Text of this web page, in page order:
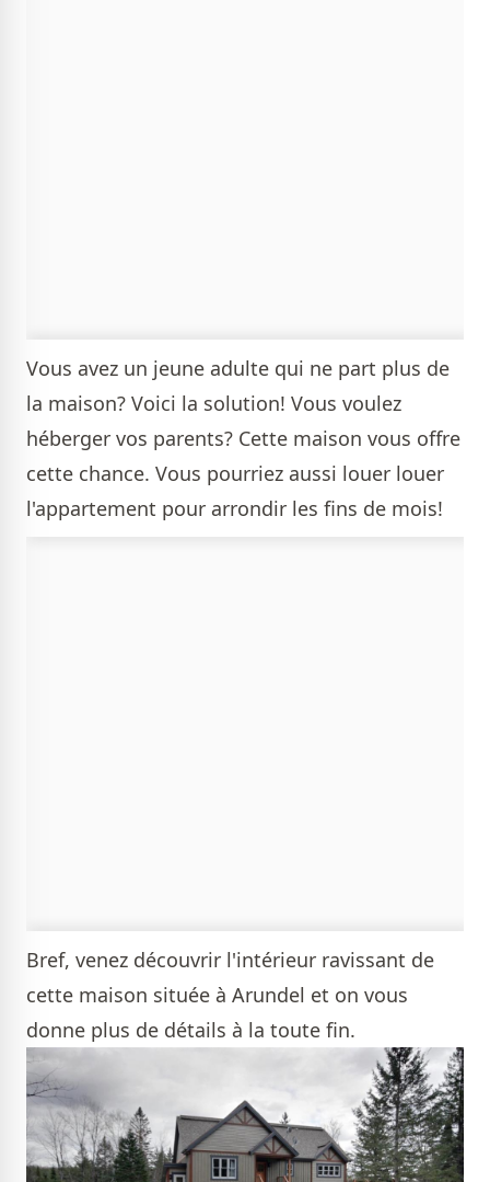
Vous avez un jeune adulte qui ne part plus de
la maison? Voici la solution! Vous voulez
héberger vos parents? Cette maison vous offre
cette chance. Vous pourriez aussi louer louer
l'appartement pour arrondir les fins de mois!
Bref, venez découvrir l'intérieur ravissant de
cette maison située à Arundel et on vous
donne plus de détails à la toute fin.